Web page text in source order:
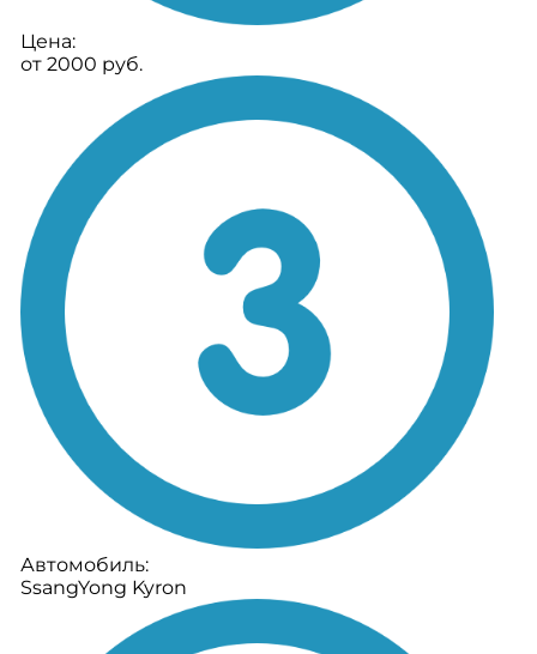
Цена:
от 2000 руб.
Автомобиль:
SsangYong Kyron